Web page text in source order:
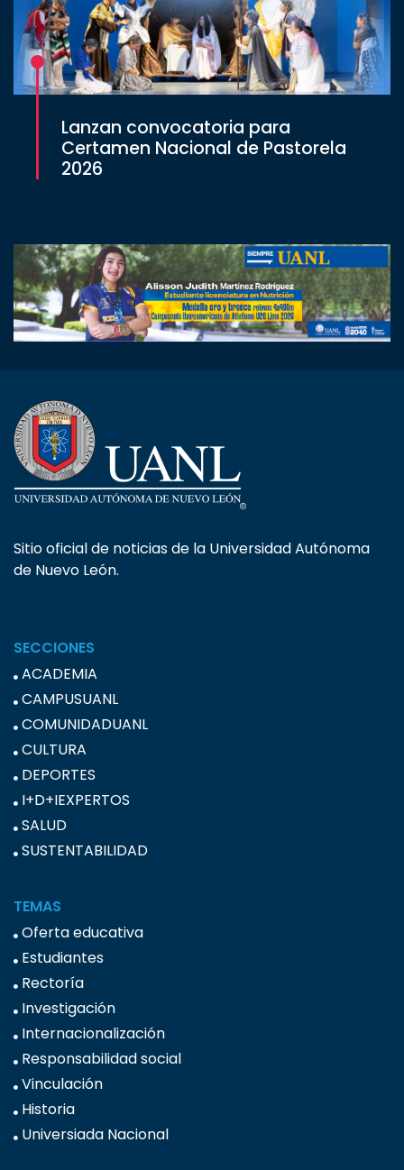
Lanzan convocatoria para
Certamen Nacional de Pastorela
2026
Sitio oficial de noticias de la Universidad Autónoma
de Nuevo León.
SECCIONES
ACADEMIA
CAMPUSUANL
COMUNIDADUANL
CULTURA
DEPORTES
I+D+IEXPERTOS
SALUD
SUSTENTABILIDAD
TEMAS
Oferta educativa
Estudiantes
Rectoría
Investigación
Internacionalización
Responsabilidad social
Vinculación
Historia
Universiada Nacional